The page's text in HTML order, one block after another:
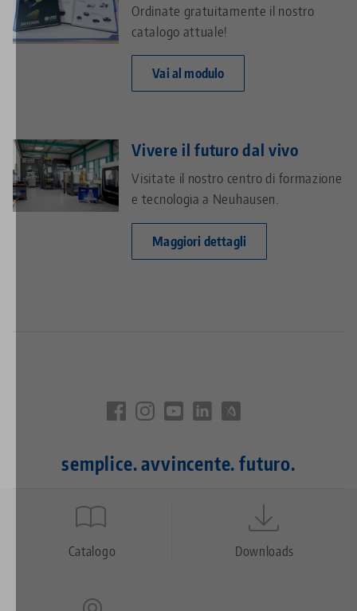
Ordinate gratuitamente il nostro
catalogo attuale!
Vai al modulo
Vivere il futuro dal vivo
Visitate il nostro centro di formazione
e tecnologia a Neuhausen.
Maggiori dettagli
semplice. avvincente. futuro.
Quicklinks
FooterCatalogo Downloads